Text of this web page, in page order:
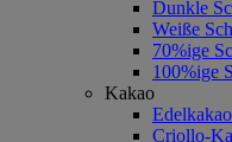
Dunkle
Weiße
70%ige
100%ige
Kakao
Criollo-